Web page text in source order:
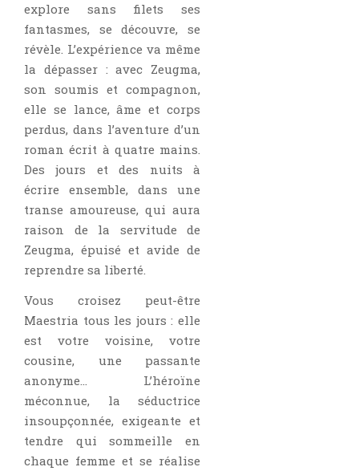
explore sans filets ses
fantasmes, se découvre, se
révèle. L’expérience va même
la dépasser : avec Zeugma,
son soumis et compagnon,
elle se lance, âme et corps
perdus, dans l’aventure d’un
roman écrit à quatre mains.
Des jours et des nuits à
écrire ensemble, dans une
transe amoureuse, qui aura
raison de la servitude de
Zeugma, épuisé et avide de
reprendre sa liberté.
Vous croisez peut-être
Maestria tous les jours : elle
est votre voisine, votre
cousine, une passante
anonyme… L’héroïne
méconnue, la séductrice
insoupçonnée, exigeante et
tendre qui sommeille en
chaque femme et se réalise